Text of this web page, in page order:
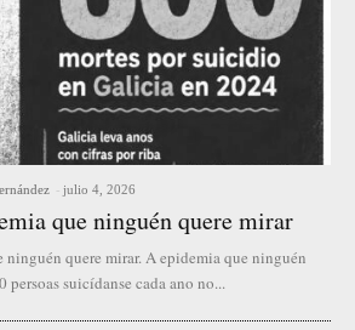
- julio 4, 2026
que ninguén quere mirar
quere mirar. A epidemia que ninguén
persoas suicídanse cada ano no...